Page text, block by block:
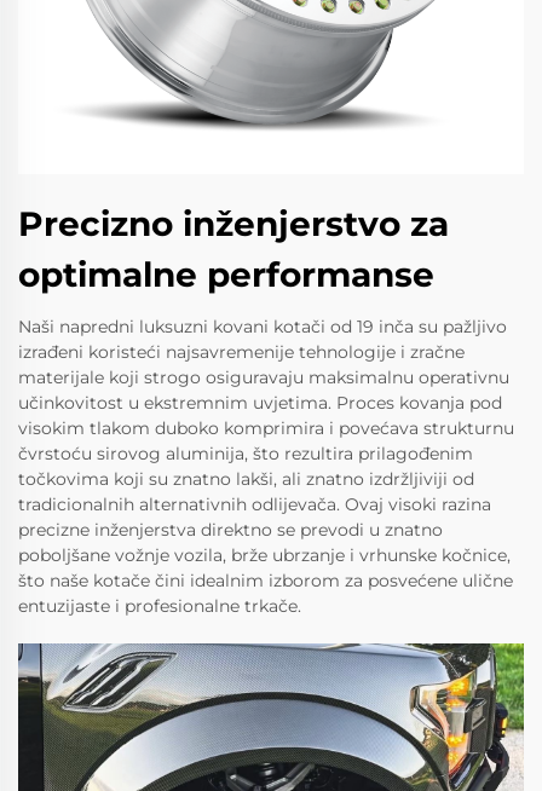
Precizno inženjerstvo za
optimalne performanse
Naši napredni luksuzni kovani kotači od 19 inča su pažljivo
izrađeni koristeći najsavremenije tehnologije i zračne
materijale koji strogo osiguravaju maksimalnu operativnu
učinkovitost u ekstremnim uvjetima. Proces kovanja pod
visokim tlakom duboko komprimira i povećava strukturnu
čvrstoću sirovog aluminija, što rezultira prilagođenim
točkovima koji su znatno lakši, ali znatno izdržljiviji od
tradicionalnih alternativnih odlijevača. Ovaj visoki razina
precizne inženjerstva direktno se prevodi u znatno
poboljšane vožnje vozila, brže ubrzanje i vrhunske kočnice,
što naše kotače čini idealnim izborom za posvećene ulične
entuzijaste i profesionalne trkače.